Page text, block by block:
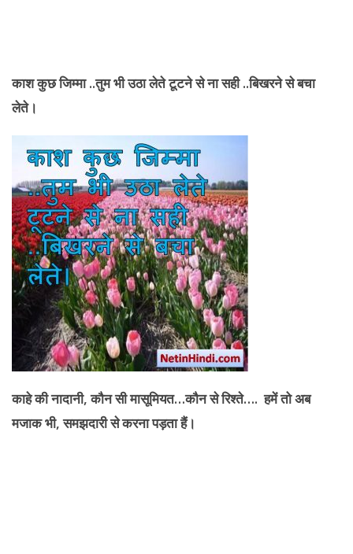
काश कुछ जिम्मा ..तुम भी उठा लेते टूटने से ना सही ..बिखरने से बचा
लेते।
काहे की नादानी, कौन सी मासूमियत…कौन से रिश्ते…. हमें तो अब
मजाक भी, समझदारी से करना पड़ता हैं।